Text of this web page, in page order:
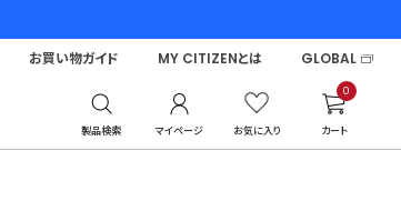
製品検索 マイページ お気に入り
0
カート
お買い物ガイド MY CITIZENとは GLOBAL